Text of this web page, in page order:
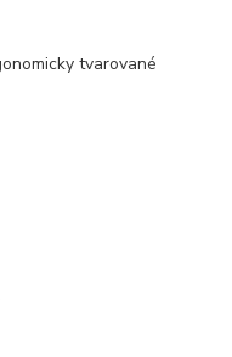
tvarované